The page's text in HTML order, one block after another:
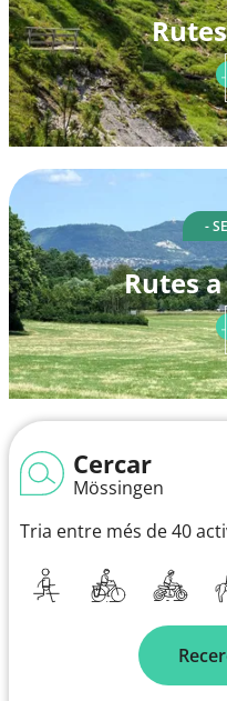
-
Rutes
Cercar
Mössingen
Tria entre més de 40